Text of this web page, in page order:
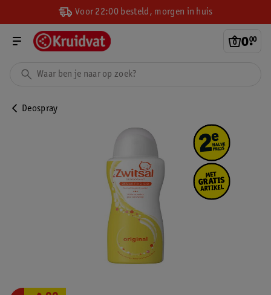
Voor 22:00 besteld, morgen in huis
0.
00
Deospray